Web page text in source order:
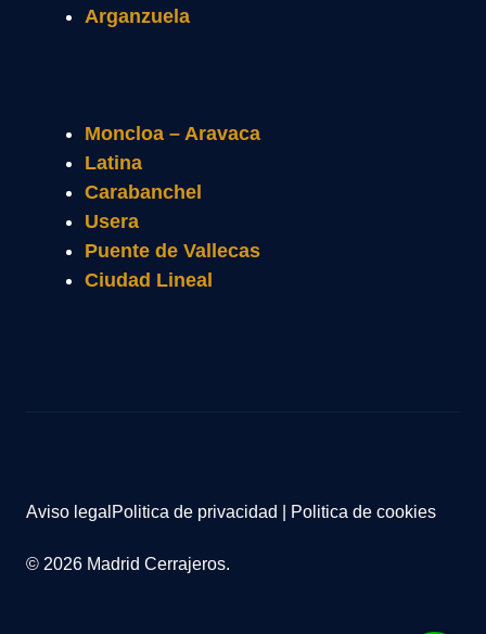
Arganzuela
Moncloa – Aravaca
Latina
Carabanchel
Usera
Puente de Vallecas
Ciudad Lineal
© 2026 Madrid Cerrajeros.
Aviso legal Politica de privacidad Politica de cookies